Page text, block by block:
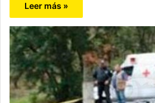
Leer más »